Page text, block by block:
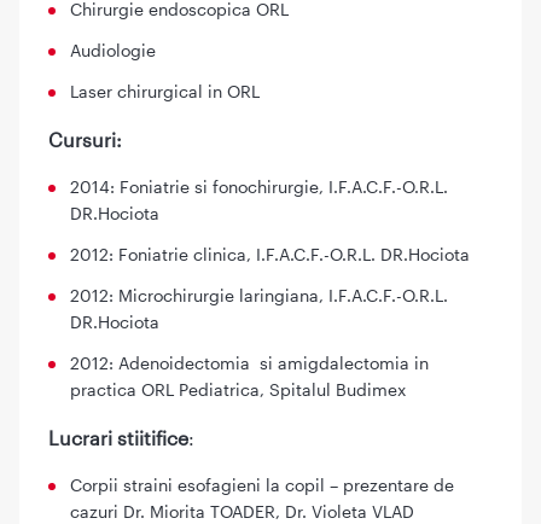
Chirurgie endoscopica ORL
Audiologie
Laser chirurgical in ORL
Cursuri:
2014: Foniatrie si fonochirurgie, I.F.A.C.F.-O.R.L.
DR.Hociota
2012: Foniatrie clinica, I.F.A.C.F.-O.R.L. DR.Hociota
2012: Microchirurgie laringiana, I.F.A.C.F.-O.R.L.
DR.Hociota
2012: Adenoidectomia si amigdalectomia in
practica ORL Pediatrica, Spitalul Budimex
Lucrari stiitifice:
Corpii straini esofagieni la copil – prezentare de
cazuri Dr. Miorita TOADER, Dr. Violeta VLAD